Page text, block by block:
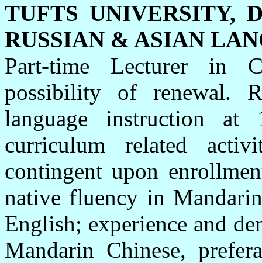
TUFTS UNIVERSITY,
RUSSIAN & ASIAN
Part-time Lecturer in
possibility of renewal.
language instruction
curriculum related
contingent upon
native fluency in
English; experience and
Mandarin Chinese,